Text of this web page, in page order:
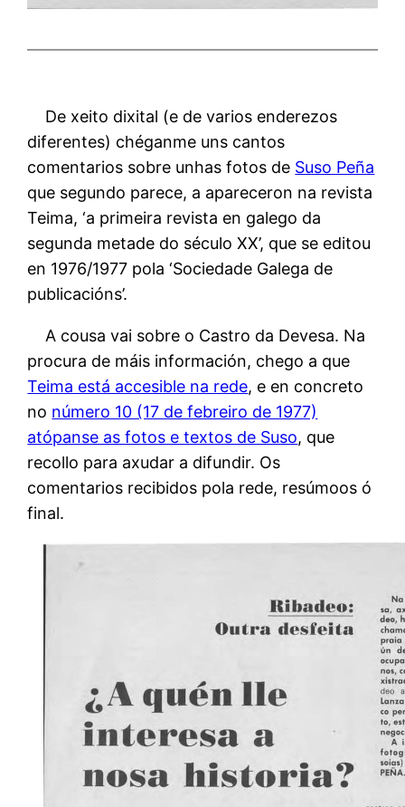
De xeito dixital (e de varios enderezos
diferentes) chéganme uns cantos
comentarios sobre unhas fotos de Suso Peña
que segundo parece, a apareceron na revista
Teima, ‘a primeira revista en galego da
segunda metade do século XX’, que se editou
en 1976/1977 pola ‘Sociedade Galega de
publicacións’.
A cousa vai sobre o Castro da Devesa. Na
procura de máis información, chego a que
Teima está accesible na rede, e en concreto
no número 10 (17 de febreiro de 1977)
atópanse as fotos e textos de Suso, que
recollo para axudar a difundir. Os
comentarios recibidos pola rede, resúmoos ó
final.